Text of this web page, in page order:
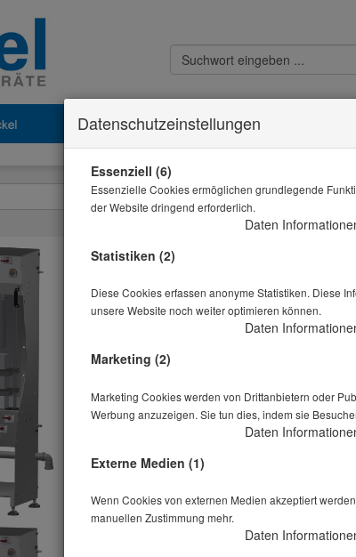
Kontakt Widerrufsbelehrung
Prüfstellen
Artikelnr.: 20-00227
Lieferbar in auf Anfrage
wünschen
Datenschutzeinstellungen
Essenziell (6)
Essenzielle Cookies ermöglichen grundlegende
der Website dringend erforderlich.
Daten
Statistiken (2)
Diese Cookies erfassen anonyme Statistiken. Diese
unsere Website noch weiter optimieren können.
Daten
Marketing (2)
Marketing Cookies werden von Drittanbietern oder
Werbung anzuzeigen. Sie tun dies, indem sie
Daten
Externe Medien (1)
Wenn Cookies von externen Medien akzeptiert
manuellen Zustimmung mehr.
Daten